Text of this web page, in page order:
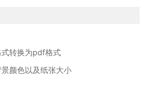
转换为pdf格式
颜色以及纸张大小